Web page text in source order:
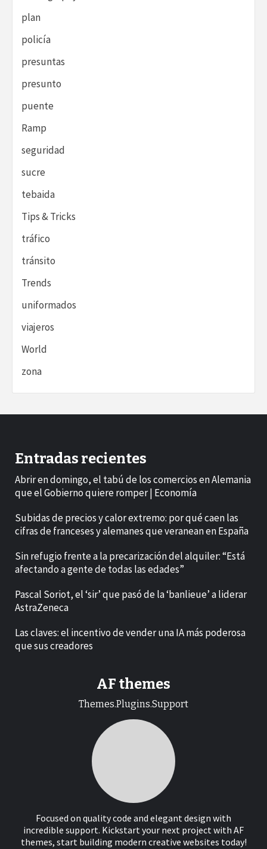
plan
policía
presuntas
presunto
puente
Ramp
seguridad
sucre
tebaida
Tips & Tricks
tráfico
tránsito
Trends
uniformados
viajeros
World
zona
Entradas recientes
Abrir en domingo, el tabú de los comercios en Alemania
que el Gobierno quiere romper | Economía
Subidas de precios y calor extremo: por qué caen las
cifras de franceses y alemanes que veranean en España
Sin refugio frente a la precarización del alquiler: “Está
afectando a gente de todas las edades”
Pascal Soriot, el ‘sir’ que pasó de la ‘banlieue’ a liderar
AstraZeneca
Las claves: el incentivo de vender una IA más poderosa
que sus creadores
AF themes
Themes.Plugins.Support
Focused on quality code and elegant design with
incredible support. Kickstart your next project with AF
themes, start building modern creative websites today!